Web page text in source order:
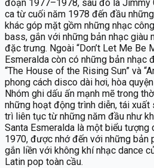
đoạn 1977–1978, sau đó là Jimmy
ca từ cuối năm 1978 đến đầu
khác góp mặt gồm những nhạc
bass, gắn với những bản nhạc giàu
đặc trưng. Ngoài “Don’t Let Me Be
Esmeralda còn có những bản nhạc
“The House of the Rising Sun” và
phong cách disco dài hơi, hòa
Nhóm ghi dấu ấn mạnh mẽ trong
những hoạt động trình diễn, tái xuất
trì liên tục từ những năm đầu như
Santa Esmeralda là một biểu
1970, được nhớ đến với những bản
gắn liền với không khí nhạc dance
Latin pop toàn cầu.